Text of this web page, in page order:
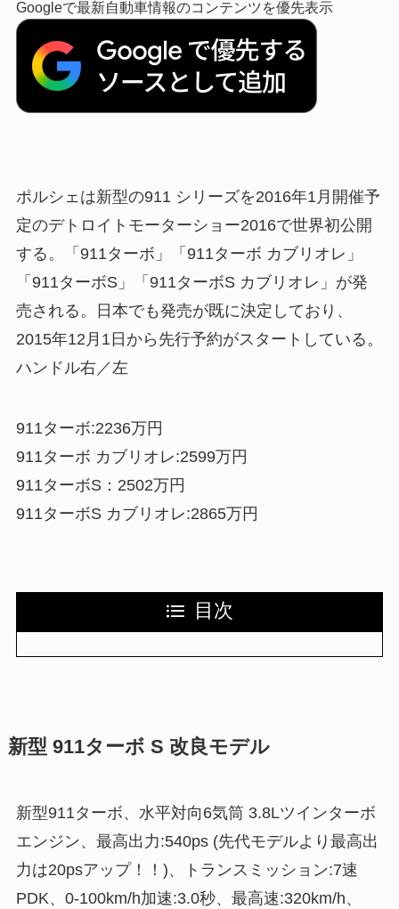
Googleで最新自動車情報のコンテンツを優先表示
ポルシェは新型の911 シリーズを2016年1月開催予
定のデトロイトモーターショー2016で世界初公開
する。「911ターボ」「911ターボ カブリオレ」
「911ターボS」「911ターボS カブリオレ」が発
売される。日本でも発売が既に決定しており、
2015年12月1日から先行予約がスタートしている。
ハンドル右／左
911ターボ:2236万円
911ターボ カブリオレ:2599万円
911ターボS：2502万円
911ターボS カブリオレ:2865万円
目次
新型 911ターボ S 改良モデル
新型911ターボ、水平対向6気筒 3.8Lツインターボ
エンジン、最高出力:540ps (先代モデルより最高出
力は20psアップ！！)、トランスミッション:7速
PDK、0-100km/h加速:3.0秒、最高速:320km/h、